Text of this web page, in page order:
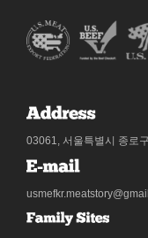
03061, 서울특별시 종로